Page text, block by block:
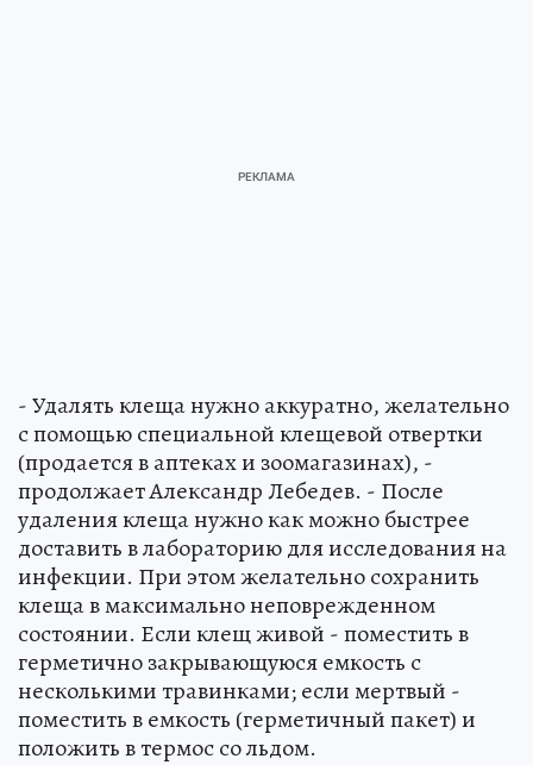
- Удалять клеща нужно аккуратно, желательно
с помощью специальной клещевой отвертки
(продается в аптеках и зоомагазинах), -
продолжает Александр Лебедев. - После
удаления клеща нужно как можно быстрее
доставить в лабораторию для исследования на
инфекции. При этом желательно сохранить
клеща в максимально неповрежденном
состоянии. Если клещ живой - поместить в
герметично закрывающуюся емкость с
несколькими травинками; если мертвый -
поместить в емкость (герметичный пакет) и
положить в термос со льдом.